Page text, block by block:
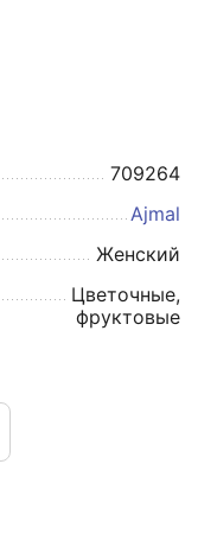
709264
Ajmal
Женский
Цветочные,
фруктовые